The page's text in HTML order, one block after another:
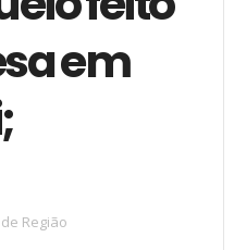
em
Região